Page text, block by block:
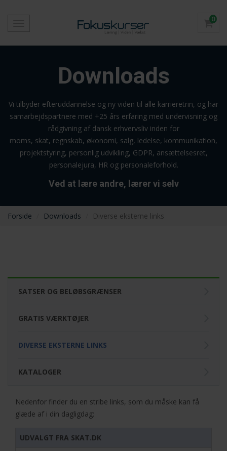
0
Downloads
Vi tilbyder efteruddannelse og ny viden til alle karrieretrin, og har
samarbejdspartnere med +25 års erfaring med undervisning og
rådgivning af dansk erhvervsliv inden for
moms, skat, regnskab, økonomi, salg, ledelse, kommunikation,
projektstyring, personlig udvikling, GDPR, ansættelsesret,
personalejura, HR og personaleforhold.
Ved at lære andre, lærer vi selv
Forside Downloads Diverse eksterne links
SATSER OG BELØBSGRÆNSER
GRATIS VÆRKTØJER
DIVERSE EKSTERNE LINKS
KATALOGER
Nedenfor finder du en stribe links, som du måske kan få
glæde af i din dagligdag:
UDVALGT FRA SKAT.DK